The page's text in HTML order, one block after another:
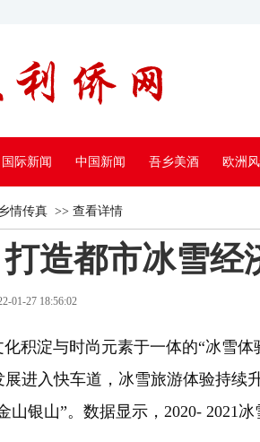
国际新闻 中国新闻 吾乡美酒 欧洲
乡情传真 >> 查看详情
造都市冰雪
01-27 18:56:02
淀与时尚元素于一体的“冰雪体
进入快车道，冰雪旅游体验持续升
山”。数据显示，2020- 2021冰